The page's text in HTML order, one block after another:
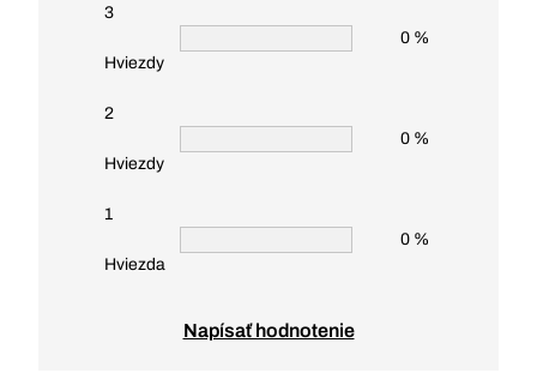
3
Hviezdy
0 %
2
Hviezdy
0 %
1
Hviezda
0 %
Napísať hodnotenie